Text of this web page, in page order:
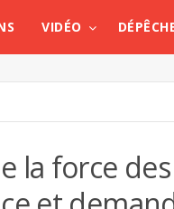
VIDÉO
la force des